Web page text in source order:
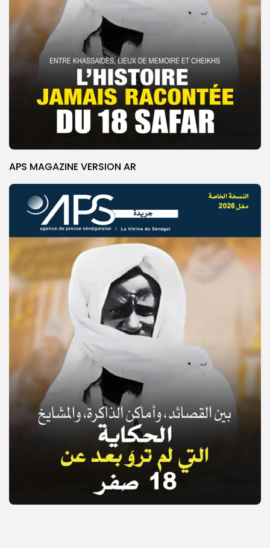
© Copyright 2025, APS
APS MAGAZINE VERSION AR